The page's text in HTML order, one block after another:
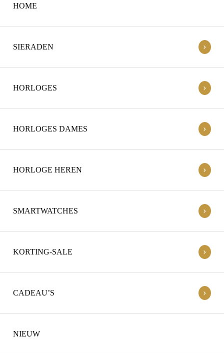
HOME
SIERADEN ›
HORLOGES ›
HORLOGES DAMES ›
HORLOGE HEREN ›
SMARTWATCHES ›
KORTING-SALE ›
CADEAU’S ›
NIEUW